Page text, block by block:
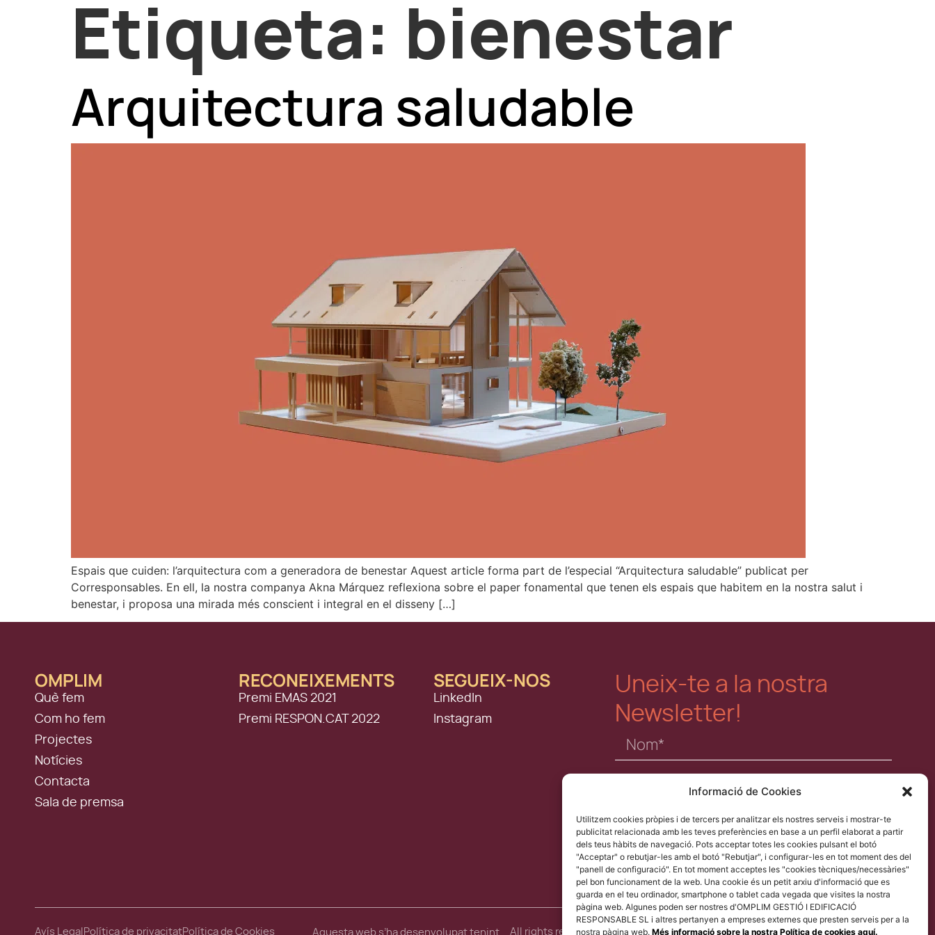
Informació de Cookies
Utilitzem cookies pròpies i de tercers per analitzar els nostres serveis i mostrar-te
publicitat relacionada amb les teves preferències en base a un perfil elaborat a partir
dels teus hàbits de navegació. Pots acceptar totes les cookies pulsant el botó
"Acceptar" o rebutjar-les amb el botó "Rebutjar", i configurar-les en tot moment des del
"panell de configuració". En tot moment acceptes les "cookies tècniques/necessàries"
pel bon funcionament de la web. Una cookie és un petit arxiu d'informació que es
guarda en el teu ordinador, smartphone o tablet cada vegada que visites la nostra
pàgina web. Algunes poden ser nostres d'OMPLIM GESTIÓ I EDIFICACIÓ
RESPONSABLE SL i altres pertanyen a empreses externes que presten serveis per a la
nostra pàgina web. Més informació sobre la nostra Política de cookies aquí.
Etiqueta: bienestar
Arquitectura saludable
Espais que cuiden: l’arquitectura com a generadora de benestar Aquest article forma part de l’especial “Arquitectura saludable” publicat per
Corresponsables. En ell, la nostra companya Akna Márquez reflexiona sobre el paper fonamental que tenen els espais que habitem en la nostra salut i
benestar, i proposa una mirada més conscient i integral en el disseny […]
OMPLIM
Què fem
Com ho fem
Projectes
Notícies
Contacta
Sala de premsa
RECONEIXEMENTS
Premi EMAS 2021
Premi RESPON.CAT 2022
SEGUEIX-NOS
LinkedIn
Instagram
Uneix-te a la nostra
Newsletter!
He llegit i accepto la política de privacitat.
Enviar
Avís Legal Política de privacitatPolítica de Cookies Aquesta web s’ha desenvolupat tenint All rights reserved, Omplim